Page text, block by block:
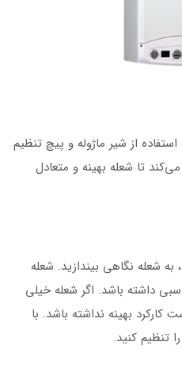
از شیر ماژوله و پیچ تنظیم
تا شعله بهینه و متعادل
شعله نگاهی بیندازید. شعله
داشته باشد. اگر شعله خیلی
کارکرد بهینه نداشته باشد. با
تنظیم کنید.